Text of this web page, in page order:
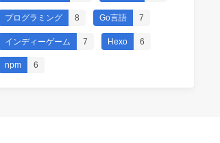
プログラミング 8 Go言語 7
インディーゲーム 7 Hexo 6
npm 6